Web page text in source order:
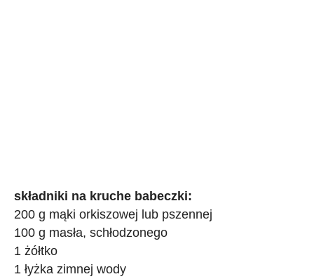
składniki na kruche babeczki:
200 g mąki orkiszowej lub pszennej
100 g masła, schłodzonego
1 żółtko
1 łyżka zimnej wody